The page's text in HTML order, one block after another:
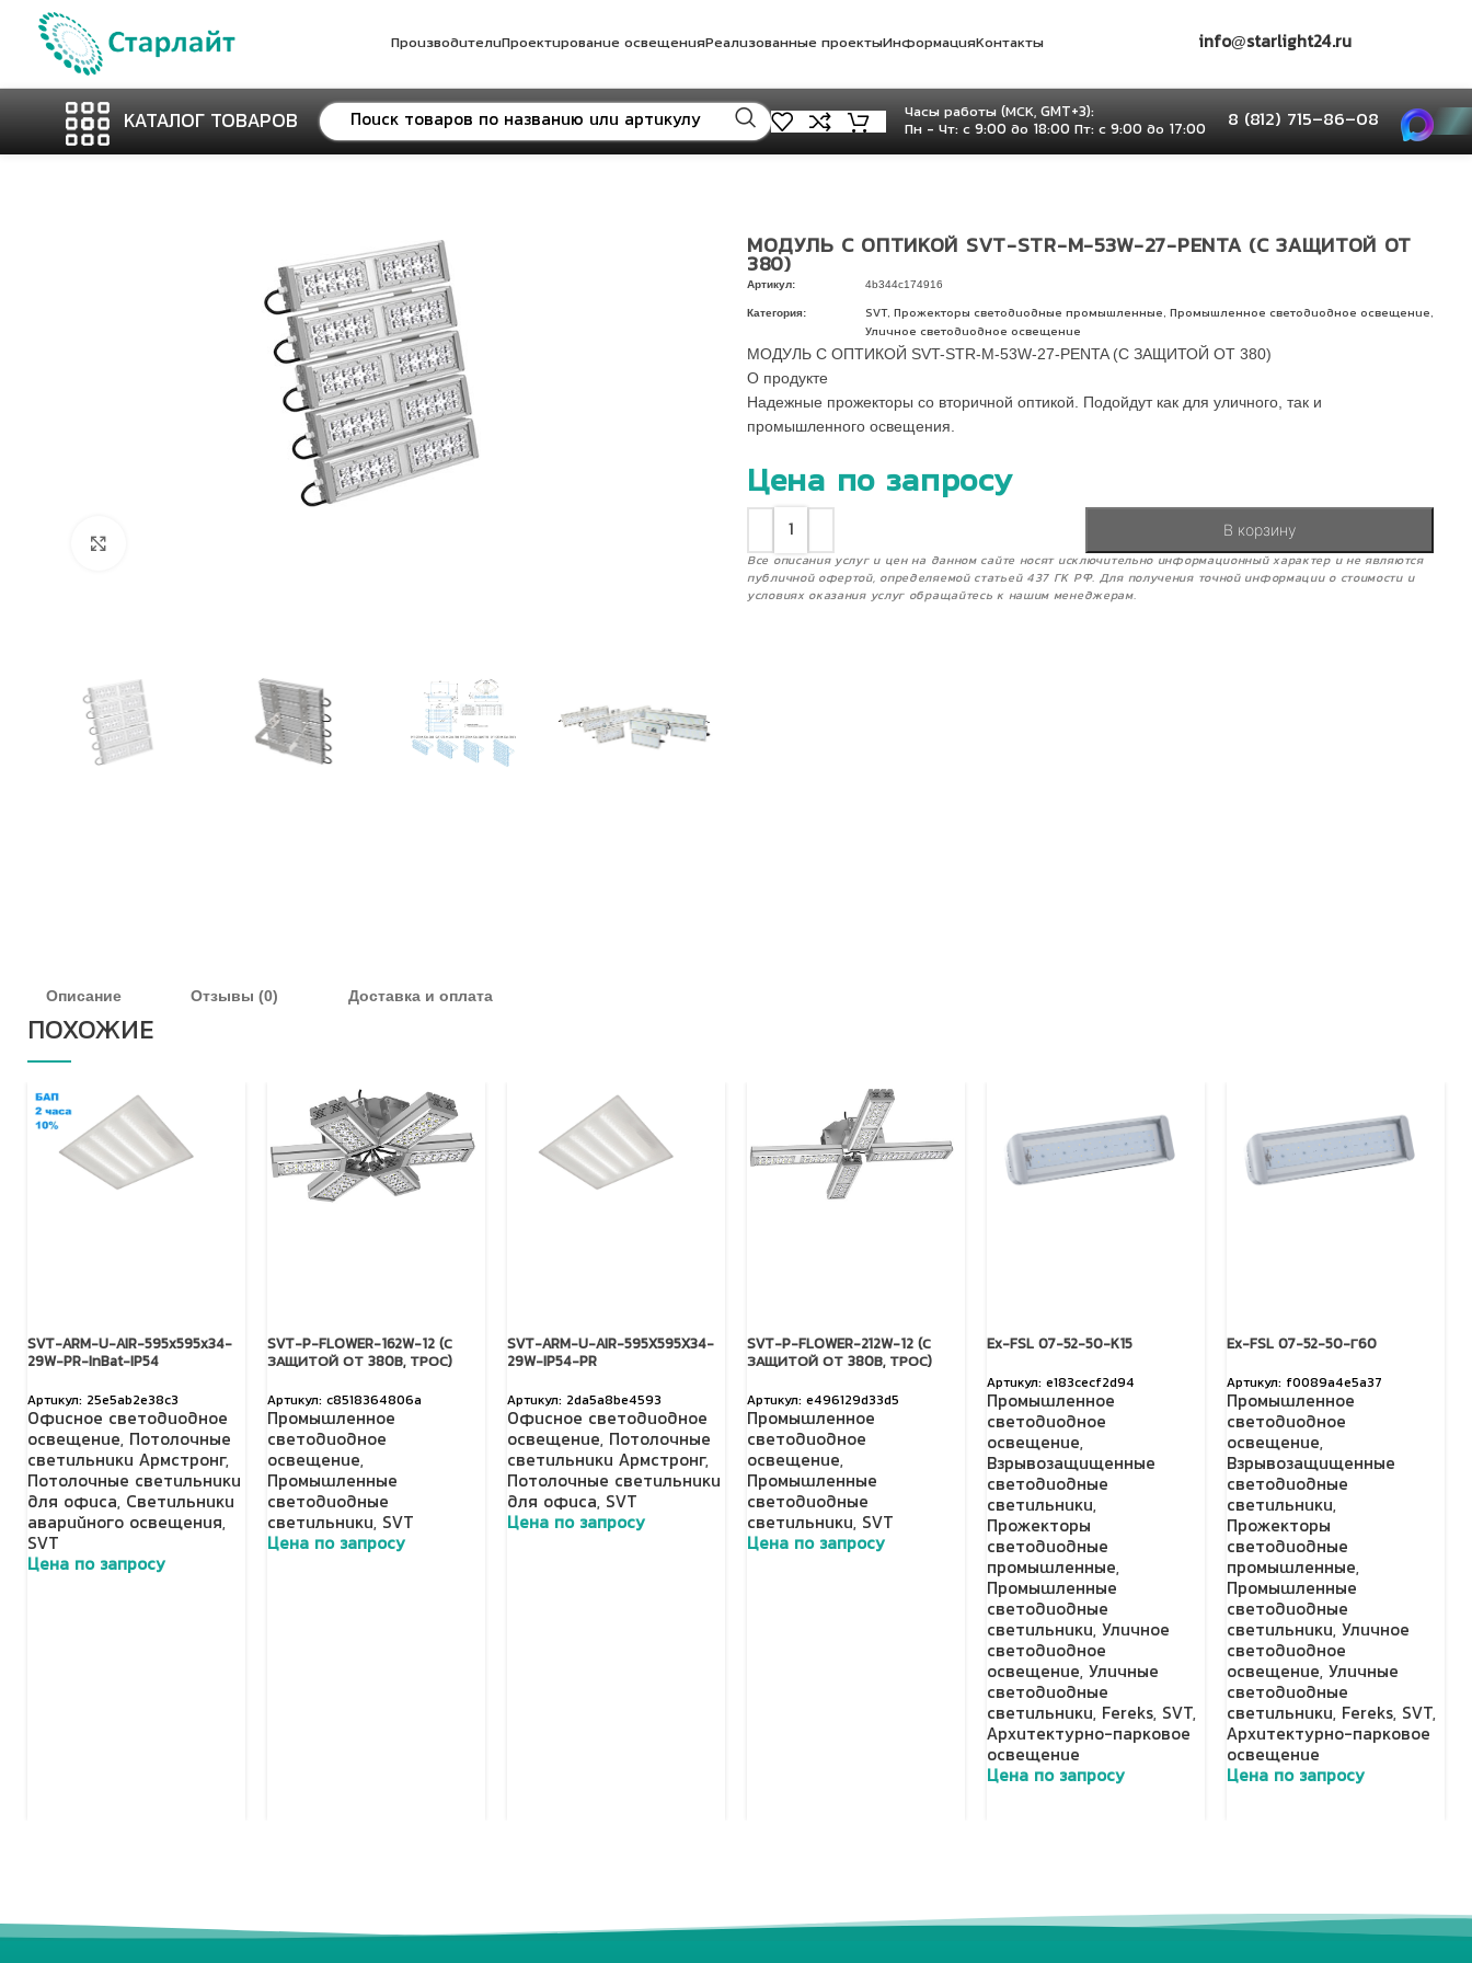
ПроизводителиПроектирование освещенияРеализованные проектыИнформацияКонтакты info@starlight24.ru
КАТАЛОГ ТОВАРОВ
Часы работы (МСК, GMT+3):
Пн - Чт: с 9:00 до 18:00 Пт: с 9:00 до 17:00
8 (812) 715–86–08
МОДУЛЬ С ОПТИКОЙ SVT-STR-M-53W-27-PENTA (С ЗАЩИТОЙ ОТ
380)
Артикул: 4b344c174916
Категория: SVT, Прожекторы светодиодные промышленные Промышленное светодиодное освещение
Уличное светодиодное освещение
МОДУЛЬ С ОПТИКОЙ SVT-STR-M-53W-27-PENTA (С ЗАЩИТОЙ ОТ 380)
О продукте
Надежные прожекторы со вторичной оптикой. Подойдут как для уличного, так и
промышленного освещения.
Цена по запросу
В корзину
Все описания услуг и цен на данном сайте носят исключительно информационный характер и не являются
публичной офертой, определяемой статьей 437 ГК РФ. Для получения точной информации о стоимости и
условиях оказания услуг обращайтесь к нашим менеджерам.
Описание Отзывы (0) Доставка и оплата
ПОХОЖИЕ
SVT-ARM-U-AIR-595x595x34-
29W-PR-InBat-IP54
25e5ab2e38c3
Офисное светодиодное
освещение, Потолочные
светильники Армстронг,
Потолочные светильники
для офиса, Светильники
аварийного освещения,
SVT
Цена по запросу
SVT-P-FLOWER-162W-12 (С
ЗАЩИТОЙ ОТ 380В, ТРОС)
c8518364806a
Промышленное
светодиодное
освещение,
Промышленные
светодиодные
светильники, SVT
Цена по запросу
SVT-ARM-U-AIR-595X595X34-
29W-IP54-PR
2da5a8be4593
Офисное светодиодное
освещение, Потолочные
светильники Армстронг,
Потолочные светильники
для офиса, SVT
Цена по запросу
SVT-P-FLOWER-212W-12 (С
ЗАЩИТОЙ ОТ 380В, ТРОС)
e496129d33d5
Промышленное
светодиодное
освещение,
Промышленные
светодиодные
светильники, SVT
Цена по запросу
Ex-FSL 07-52-50-K15
e183cecf2d94
Промышленное
светодиодное
освещение,
Взрывозащищенные
светодиодные
светильники,
Прожекторы
светодиодные
промышленные,
Промышленные
светодиодные
светильники, Уличное
светодиодное
освещение, Уличные
светодиодные
светильники, Fereks, SVT ,
Архитектурно-парковое
освещение
Цена по запросу
Ex-FSL 07-52-50-Г60
f0089a4e5a37
Промышленное
светодиодное
освещение,
Взрывозащищенные
светодиодные
светильники,
Прожекторы
светодиодные
промышленные,
Промышленные
светодиодные
светильники, Уличное
светодиодное
освещение, Уличные
светодиодные
светильники, Fereks, SVT ,
Архитектурно-парковое
освещение
Цена по запросу